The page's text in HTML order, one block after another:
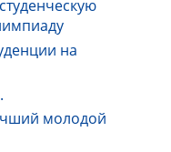
на
молодой